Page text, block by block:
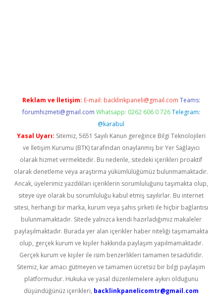
Reklam ve İletişim: E-mail: backlinkpaneli@gmail.com Teams:
forumhizmeti@gmail.com Whatsapp: 0262 606 0 726 Telegram:
@karabul
Yasal Uyarı: Sitemiz, 5651 Sayılı Kanun gereğince Bilgi Teknolojileri
ve İletişim Kurumu (BTK) tarafından onaylanmış bir Yer Sağlayıcı
olarak hizmet vermektedir. Bu nedenle, sitedeki içerikleri proaktif
olarak denetleme veya araştırma yükümlülüğümüz bulunmamaktadır.
Ancak, üyelerimiz yazdıkları içeriklerin sorumluluğunu taşımakta olup,
siteye üye olarak bu sorumluluğu kabul etmiş sayılırlar. Bu internet
sitesi, herhangi bir marka, kurum veya şahıs şirketi ile hiçbir bağlantısı
bulunmamaktadır. Sitede yalnızca kendi hazırladığımız makaleler
paylaşılmaktadır. Burada yer alan içerikler haber niteliği taşımamakta
olup, gerçek kurum ve kişiler hakkında paylaşım yapılmamaktadır.
Gerçek kurum ve kişiler ile isim benzerlikleri tamamen tesadüfidir.
Sitemiz, kar amacı gütmeyen ve tamamen ücretsiz bir bilgi paylaşım
platformudur. Hukuka ve yasal düzenlemelere aykırı olduğunu
düşündüğünüz içerikleri, backlinkpanelicomtr@gmail.com